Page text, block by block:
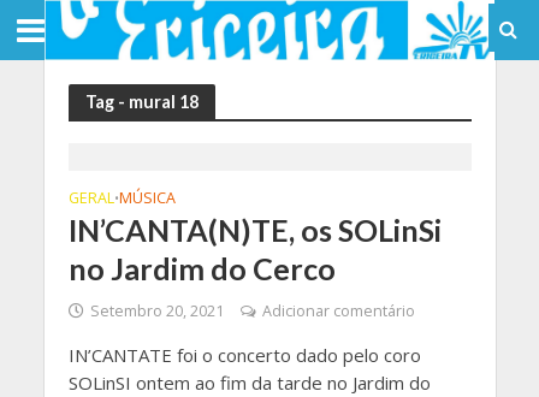
Tag - mural 18
GERAL•MÚSICA
IN’CANTA(N)TE, os SOLinSi
no Jardim do Cerco
Setembro 20, 2021 Adicionar comentário
IN’CANTATE foi o concerto dado pelo coro
SOLinSI ontem ao fim da tarde no Jardim do